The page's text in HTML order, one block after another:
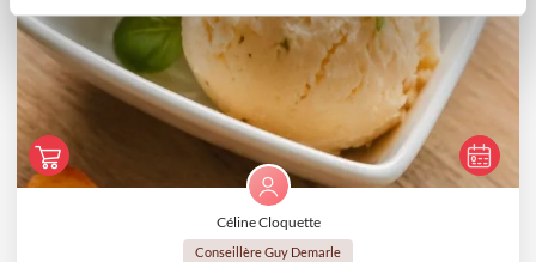
Céline Cloquette
Conseillère Guy Demarle